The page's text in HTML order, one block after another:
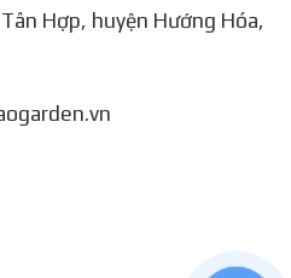
Hợp, huyện Hướng Hóa,